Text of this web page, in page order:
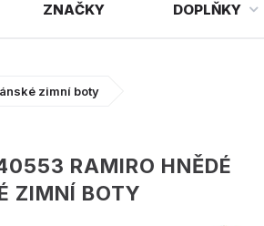
ZNAČKY DOPLŇKY
zimní boty
RAMIRO HNĚDÉ
ZIMNÍ BOTY